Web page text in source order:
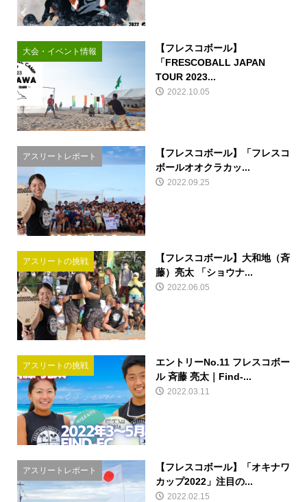
大会・イベント情報
【フレスコボール】
「FRESCOBALL JAPAN
TOUR 2023...
2022.10.05
アスリートレポート
【フレスコボール】「フレスコ
ボールオオクラカッ...
2022.09.25
アスリートの挑戦
【フレスコボール】大和地（斉
藤）亮太 「ショウナ...
2022.06.05
アスリートの挑戦
エントリーNo.11 フレスコボー
ル 斉藤 亮太｜Find-...
2022.03.11
アスリートレポート
【フレスコボール】「オキナワ
カップ2022」注目の...
2022.02.15